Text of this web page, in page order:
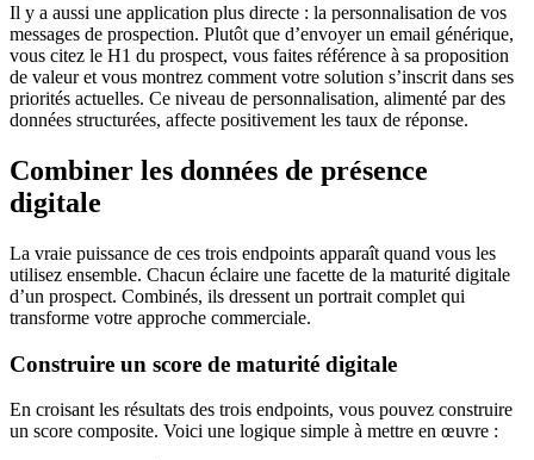
Il y a aussi une application plus directe : la personnalisation de vos
messages de prospection. Plutôt que d’envoyer un email générique,
vous citez le H1 du prospect, vous faites référence à sa proposition
de valeur et vous montrez comment votre solution s’inscrit dans ses
priorités actuelles. Ce niveau de personnalisation, alimenté par des
données structurées, affecte positivement les taux de réponse.
Combiner les données de présence
digitale
La vraie puissance de ces trois endpoints apparaît quand vous les
utilisez ensemble. Chacun éclaire une facette de la maturité digitale
d’un prospect. Combinés, ils dressent un portrait complet qui
transforme votre approche commerciale.
Construire un score de maturité digitale
En croisant les résultats des trois endpoints, vous pouvez construire
un score composite. Voici une logique simple à mettre en œuvre :